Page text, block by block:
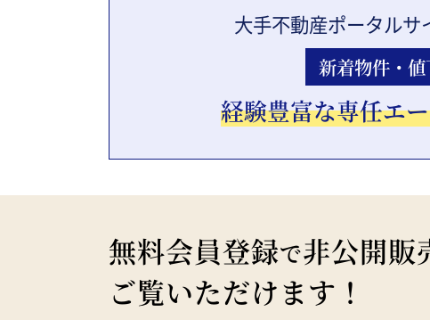
大手不動産ポータルサ
新着物件・
経験豊富な専任エ
無料会員登録で非公開販
ご覧いただけます！